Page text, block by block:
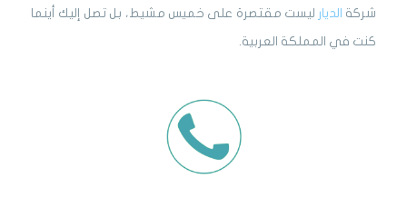
شركة الديار ليست مقتصرة على خميس مشيط، بل تصل إليك أينما
كنت في المملكة العربية.